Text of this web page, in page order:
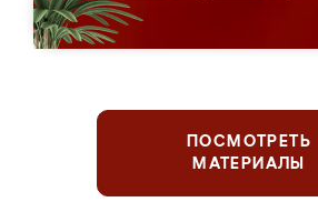
ПОСМОТРЕТЬ
МАТЕРИАЛЫ